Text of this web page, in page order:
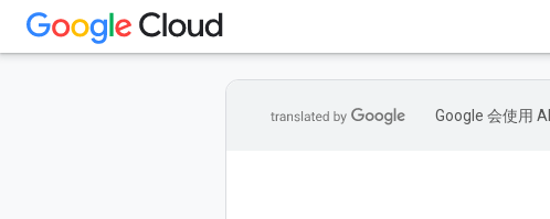
Google 会使用